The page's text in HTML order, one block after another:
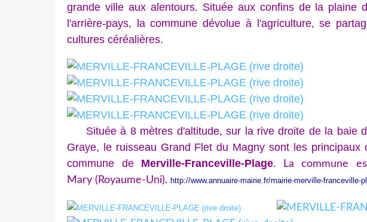
grande ville aux alentours. Située aux confins de la plaine
l'arrière-pays, la commune dévolue à l'agriculture, se
cultures céréalières.
Située à 8 mètres d'altitude, sur la rive droite de la baie
Graye, le ruisseau Grand Flet du Magny sont les principaux
commune de Merville-Franceville-Plage.
La commune
Mary (Royaume-Uni). http://www.annuaire-mairie.fr/mairie-merville-franceville-